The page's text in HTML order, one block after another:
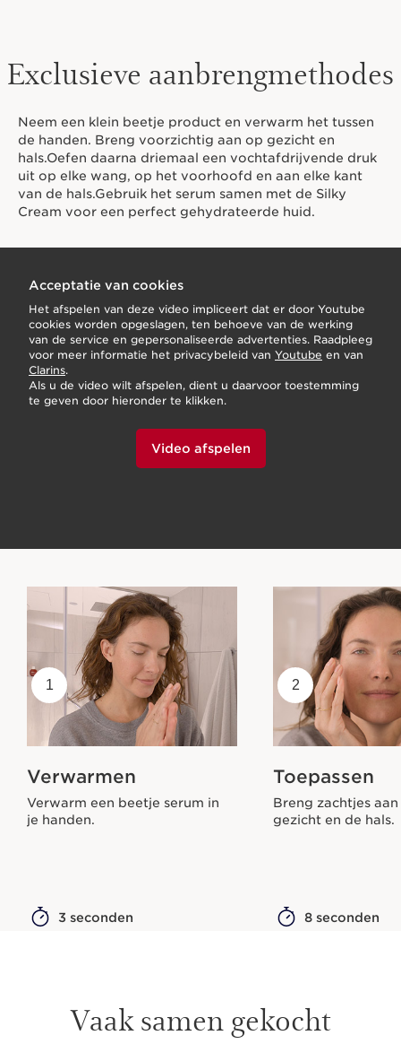
Exclusieve aanbrengmethodes
Neem een klein beetje product en verwarm het tussen
de handen. Breng voorzichtig aan op gezicht en
hals.Oefen daarna driemaal een vochtafdrijvende druk
uit op elke wang, op het voorhoofd en aan elke kant
van de hals.Gebruik het serum samen met de Silky
Cream voor een perfect gehydrateerde huid.
Acceptatie van cookies
Het afspelen van deze video impliceert dat er door Youtube
cookies worden opgeslagen, ten behoeve van de werking
van de service en gepersonaliseerde advertenties. Raadpleeg
voor meer informatie het privacybeleid van Youtube en van
Clarins.
Als u de video wilt afspelen, dient u daarvoor toestemming
te geven door hieronder te klikken.
Video afspelen
1
Verwarmen
Verwarm een beetje serum in
je handen.
3 seconden
2
Toepassen
Breng zachtjes
gezicht en de hals.
8 seconden
Vaak samen gekocht